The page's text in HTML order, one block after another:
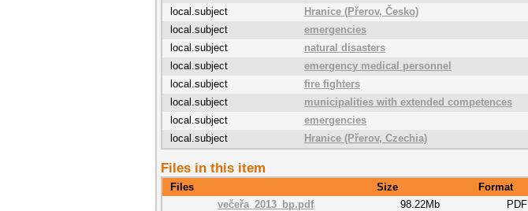
local.subject
Hranice (Přerov, Česko)
local.subject
emergencies
local.subject
natural disasters
local.subject
emergency medical personnel
local.subject
fire fighters
local.subject
municipalities with extended competences
local.subject
emergencies
local.subject
Hranice (Přerov, Czechia)
Files in this item
Files Size Format
večeřa_2013_bp.pdf
98.22Mb PDF